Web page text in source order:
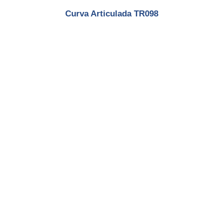
Curva Articulada TR098